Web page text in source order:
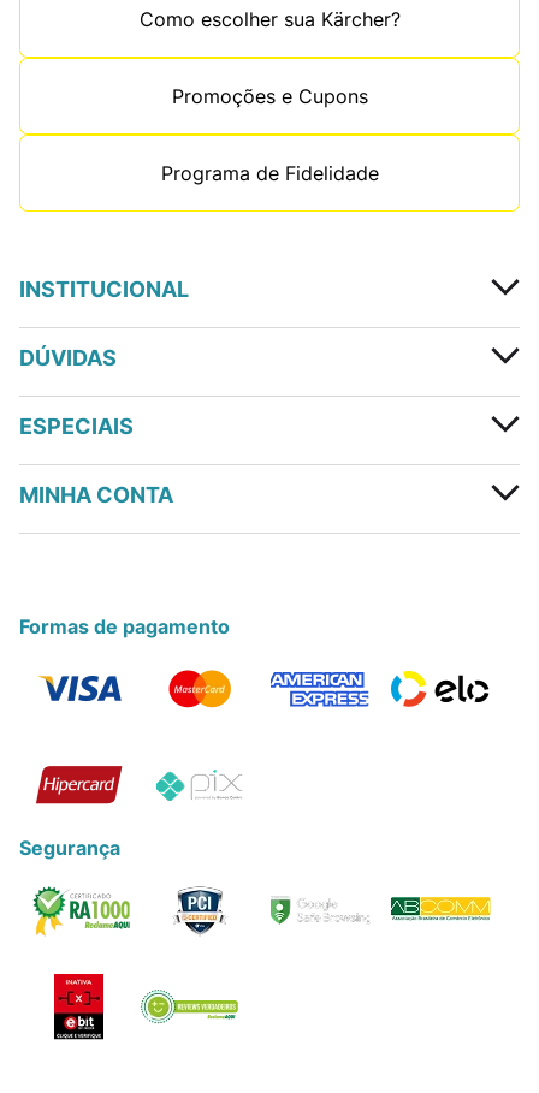
Como escolher sua Kärcher?
Promoções e Cupons
Programa de Fidelidade
INSTITUCIONAL
DÚVIDAS
ESPECIAIS
MINHA CONTA
Formas de pagamento
Segurança